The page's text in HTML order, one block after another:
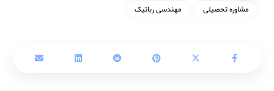
مشاوره تحصیلی مهندسی رباتیک